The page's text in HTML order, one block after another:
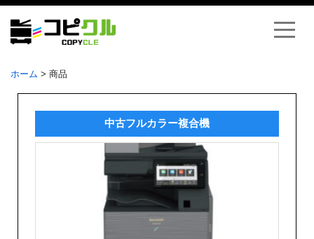
ホーム > 商品
中古フルカラー複合機